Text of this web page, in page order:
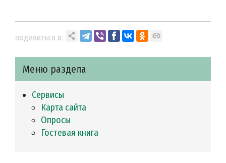
поделиться в:
Меню раздела
Сервисы
Карта сайта
Опросы
Гостевая книга